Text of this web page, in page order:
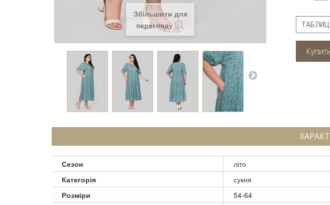
Збільшити для
перегляду
Сезон
літо
Категорія
сукня
Розміри
54-64